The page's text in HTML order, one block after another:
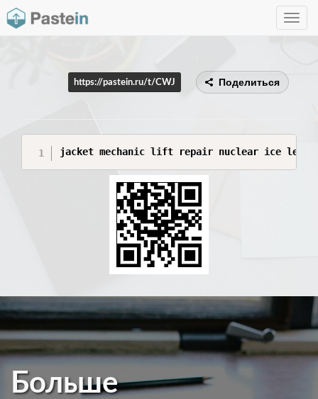
Toggle
https://pastein.ru/t/CWJ Поделиться
jacket mechanic lift repair nuclear ice leaf
Больше